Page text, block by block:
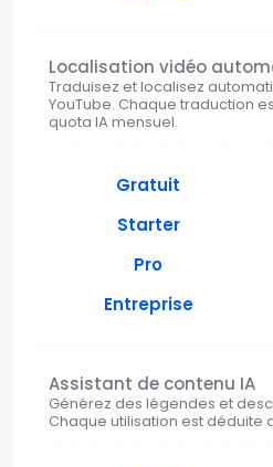
Localisation vidéo
Traduisez et localisez
YouTube. Chaque traduction
quota IA mensuel.
Gratuit
Starter
Pro
Entreprise
Assistant de contenu IA
Générez des légendes et
Chaque utilisation est déduite